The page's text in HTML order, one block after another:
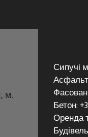
м.
Сипучі
Бетон:
Оренда